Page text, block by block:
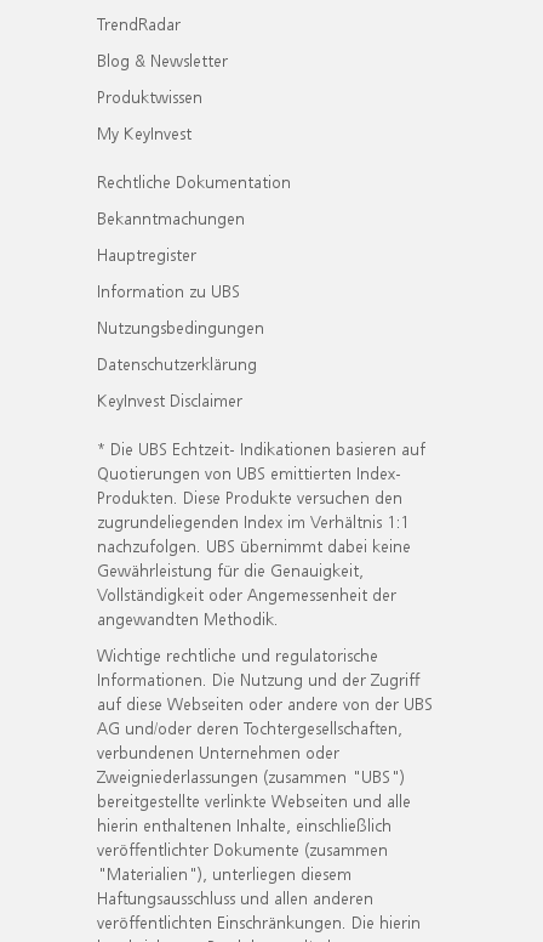
TrendRadar
Blog & Newsletter
Produktwissen
My KeyInvest
Rechtliche Dokumentation
Bekanntmachungen
Hauptregister
Information zu UBS
Nutzungsbedingungen
Datenschutzerklärung
KeyInvest Disclaimer
* Die UBS Echtzeit- Indikationen basieren auf
Quotierungen von UBS emittierten Index-
Produkten. Diese Produkte versuchen den
zugrundeliegenden Index im Verhältnis 1:1
nachzufolgen. UBS übernimmt dabei keine
Gewährleistung für die Genauigkeit,
Vollständigkeit oder Angemessenheit der
angewandten Methodik.
Wichtige rechtliche und regulatorische
Informationen. Die Nutzung und der Zugriff
auf diese Webseiten oder andere von der UBS
AG und/oder deren Tochtergesellschaften,
verbundenen Unternehmen oder
Zweigniederlassungen (zusammen "UBS")
bereitgestellte verlinkte Webseiten und alle
hierin enthaltenen Inhalte, einschließlich
veröffentlichter Dokumente (zusammen
"Materialien"), unterliegen diesem
Haftungsausschluss und allen anderen
veröffentlichten Einschränkungen. Die hierin